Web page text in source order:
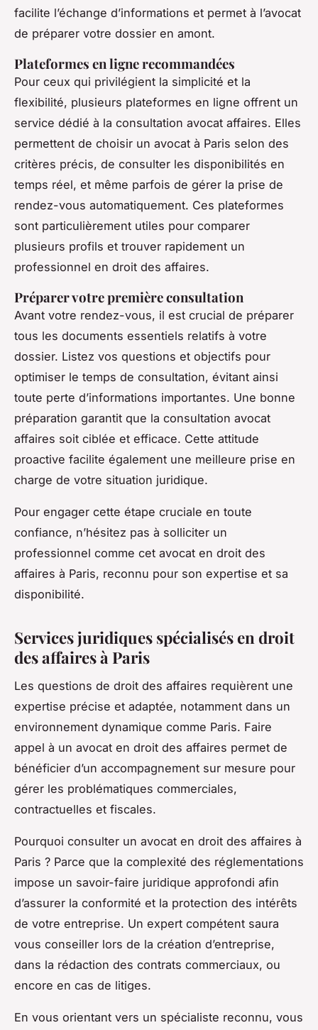
facilite l’échange d’informations et permet à l’avocat
de préparer votre dossier en amont.
Plateformes en ligne recommandées
Pour ceux qui privilégient la simplicité et la
flexibilité, plusieurs plateformes en ligne offrent un
service dédié à la consultation avocat affaires. Elles
permettent de choisir un avocat à Paris selon des
critères précis, de consulter les disponibilités en
temps réel, et même parfois de gérer la prise de
rendez-vous automatiquement. Ces plateformes
sont particulièrement utiles pour comparer
plusieurs profils et trouver rapidement un
professionnel en droit des affaires.
Préparer votre première consultation
Avant votre rendez-vous, il est crucial de préparer
tous les documents essentiels relatifs à votre
dossier. Listez vos questions et objectifs pour
optimiser le temps de consultation, évitant ainsi
toute perte d’informations importantes. Une bonne
préparation garantit que la consultation avocat
affaires soit ciblée et efficace. Cette attitude
proactive facilite également une meilleure prise en
charge de votre situation juridique.
Pour engager cette étape cruciale en toute
confiance, n’hésitez pas à solliciter un
professionnel comme cet avocat en droit des
affaires à Paris, reconnu pour son expertise et sa
disponibilité.
Services juridiques spécialisés en droit
des affaires à Paris
Les questions de droit des affaires requièrent une
expertise précise et adaptée, notamment dans un
environnement dynamique comme Paris. Faire
appel à un avocat en droit des affaires permet de
bénéficier d’un accompagnement sur mesure pour
gérer les problématiques commerciales,
contractuelles et fiscales.
Pourquoi consulter un avocat en droit des affaires à
Paris ? Parce que la complexité des réglementations
impose un savoir-faire juridique approfondi afin
d’assurer la conformité et la protection des intérêts
de votre entreprise. Un expert compétent saura
vous conseiller lors de la création d’entreprise,
dans la rédaction des contrats commerciaux, ou
encore en cas de litiges.
En vous orientant vers un spécialiste reconnu, vous